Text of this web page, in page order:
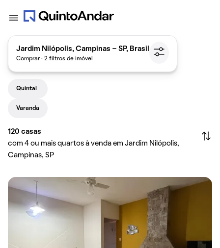
Jardim Nilópolis, Campinas - SP, Brasil
Comprar · 2 filtros de imóvel
Quintal
Varanda
120 casas
com 4 ou mais quartos à venda em Jardim Nilópolis,
Campinas, SP